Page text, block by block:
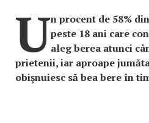
Un procent de 58%
peste 18 ani care
aleg berea atunci
prietenii, iar aproape
obişnuiesc să bea bere în